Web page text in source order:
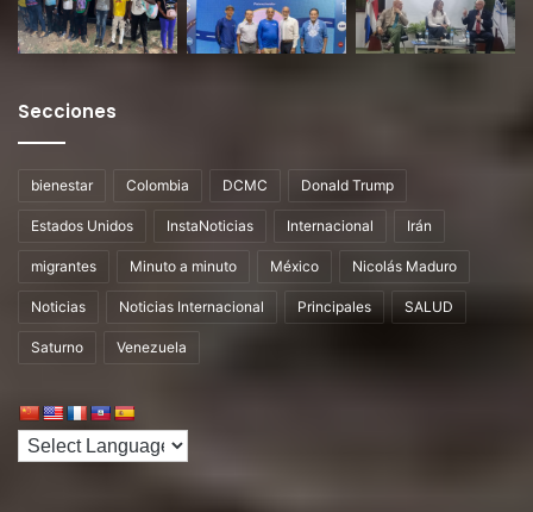
Secciones
bienestar Colombia DCMC Donald Trump
Estados Unidos InstaNoticias Internacional Irán
migrantes Minuto a minuto México Nicolás Maduro
Noticias Noticias Internacional Principales SALUD
Saturno Venezuela